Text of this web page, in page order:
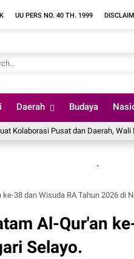
UU PERS NO. 40 TH. 1999
Daerah Budaya
Pusat dan Daerah, Wali Kota
.
38 dan Wisuda RA Tahun 2026 di
Al-Qur'an
Selayo.